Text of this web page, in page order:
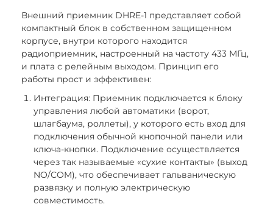
Внешний приемник DHRE-1 представляет собой
компактный блок в собственном защищенном
корпусе, внутри которого находится
радиоприемник, настроенный на частоту 433 МГц,
и плата с релейным выходом. Принцип его
работы прост и эффективен:
Интеграция: Приемник подключается к блоку
управления любой автоматики (ворот,
шлагбаума, роллеты), у которого есть вход для
подключения обычной кнопочной панели или
ключа-кнопки. Подключение осуществляется
через так называемые «сухие контакты» (выход
NO/COM), что обеспечивает гальваническую
развязку и полную электрическую
совместимость.